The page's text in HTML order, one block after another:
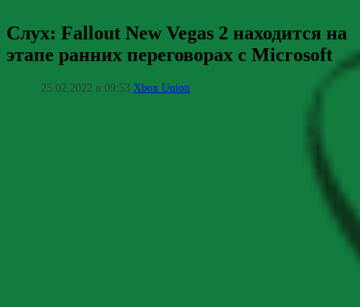
Слух: Fallout New Vegas 2 находится на
этапе ранних переговорах с Microsoft
25.02.2022 в 09:53 Xbox Union